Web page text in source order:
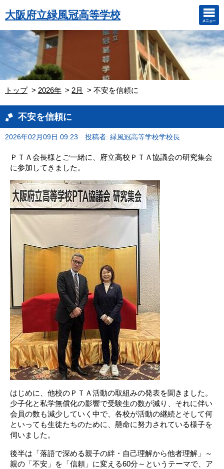
大阪府立緑風冠高等学校
トップ 2026年 2月 不安を信頼に
不安を信頼に
2026年02月09日 09:23 投稿者: 緑風冠高等学校学校長
ＰＴＡ会長様とご一緒に、府立高校ＰＴＡ協議会の研究集会
に参加してきました。
はじめに、他校のＰＴＡ活動の取組みの発表を聞きました。
少子化と私学無償化の影響で受験生の数が減り、それに伴い
会員の数も減少していく中で、各校が活動の継続とそして何
といっても生徒たちのために、懸命に努力されている様子を
伺いました。
後半は「落語で深める親子の絆・自己理解から他者理解」～
親の「不安」を「信頼」に変える60分～というテーマで、ア